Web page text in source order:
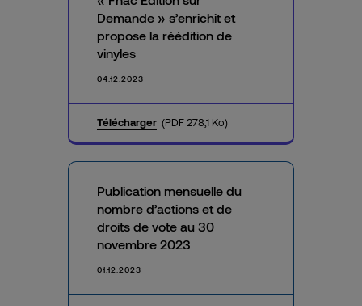
Demande » s’enrichit et
propose la réédition de
vinyles
04.12.2023
Télécharger (PDF 278,1 Ko)
Publication mensuelle du
nombre d’actions et de
droits de vote au 30
novembre 2023
01.12.2023